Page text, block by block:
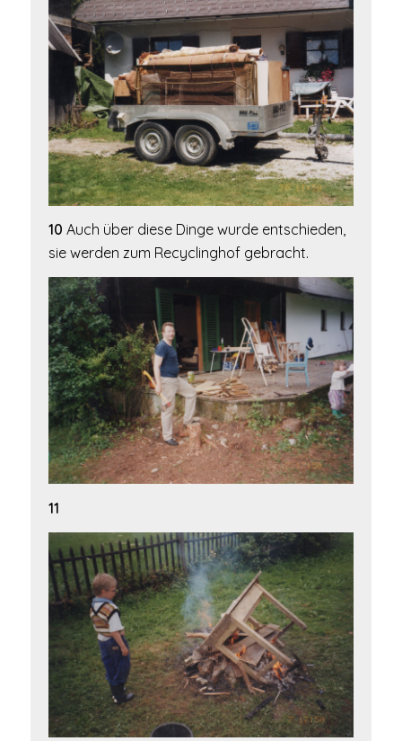
10 Auch über diese Dinge wurde entschieden,
sie werden zum Recyclinghof gebracht.
11